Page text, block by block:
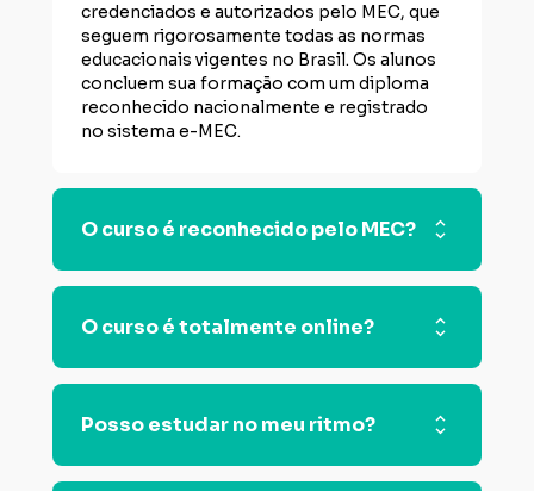
credenciados e autorizados pelo MEC, que
seguem rigorosamente todas as normas
educacionais vigentes no Brasil. Os alunos
concluem sua formação com um diploma
reconhecido nacionalmente e registrado
no sistema e-MEC.
O curso é reconhecido pelo MEC?
Sim! Os cursos técnicos oferecidos na
parceria e executados por instituições de
O curso é totalmente online?
Sim! Todo o conteúdo é 100% EAD, com
Posso estudar no meu ritmo?
Sim! O curso é flexível. O aluno organiza